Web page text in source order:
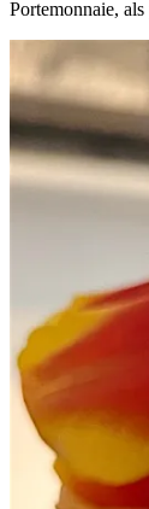
Portemonnaie,